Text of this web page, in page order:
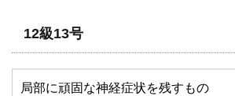
12級13号
局部に頑固な神経症状を残すもの